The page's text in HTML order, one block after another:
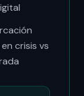
crisis vs